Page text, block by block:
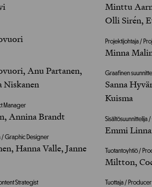
Anu Partanen,
Niskanen
Manager
Annina Brandt
/ Graphic Designer
Hanna Valle, Janne
Strategist
Minttu
Olli Sirén,
Projektijohtaja /
Minna
Graafinen
Sanna
Kuisma
Sisältösuunnittelija
Emmi
Tuotantoyhtiö /
Miltton,
Tuottaja / Producer